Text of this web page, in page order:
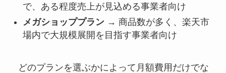
で、ある程度売上が見込める事業者向け
メガショッププラン→ 商品数が多く、楽天市
場内で大規模展開を目指す事業者向け
どのプランを選ぶかによって月額費用だけでな